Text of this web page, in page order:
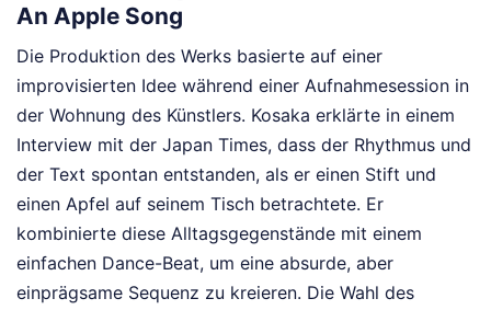
An Apple Song
Die Produktion des Werks basierte auf einer
improvisierten Idee während einer Aufnahmesession in
der Wohnung des Künstlers. Kosaka erklärte in einem
Interview mit der Japan Times, dass der Rhythmus und
der Text spontan entstanden, als er einen Stift und
einen Apfel auf seinem Tisch betrachtete. Er
kombinierte diese Alltagsgegenstände mit einem
einfachen Dance-Beat, um eine absurde, aber
einprägsame Sequenz zu kreieren. Die Wahl des